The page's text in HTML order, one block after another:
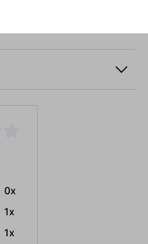
0x
1x
1x